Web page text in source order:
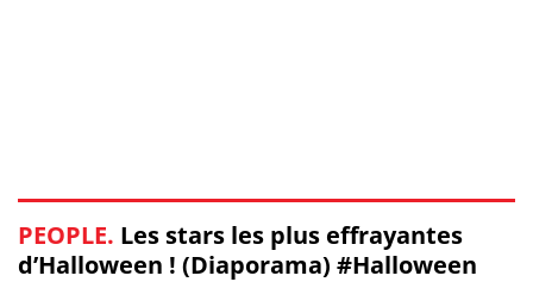
PEOPLE. Les stars les plus effrayantes
d’Halloween ! (Diaporama) #Halloween